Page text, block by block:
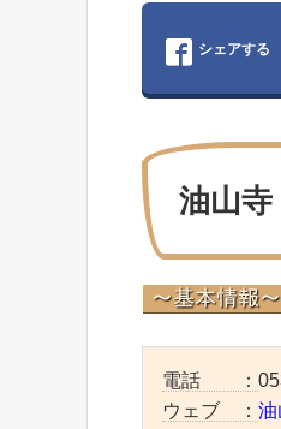
シェアする
油山寺
電話 ：
ウェブ ： 油